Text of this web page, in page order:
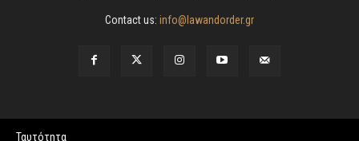
Contact us: info@lawandorder.gr
Ταυτότητα